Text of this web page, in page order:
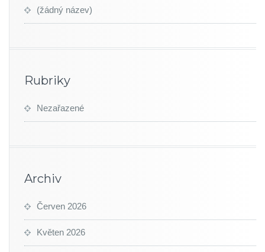
(žádný název)
Rubriky
Nezařazené
Archiv
Červen 2026
Květen 2026